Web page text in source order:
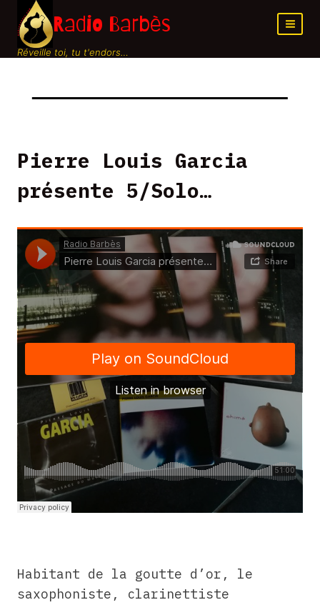
Aller
contenu
Radio Barbès
Réveille toi, tu t'endors…
Pierre Louis Garcia
présente 5/Solo…
Habitant de la goutte d’or, le
saxophoniste, clarinettiste